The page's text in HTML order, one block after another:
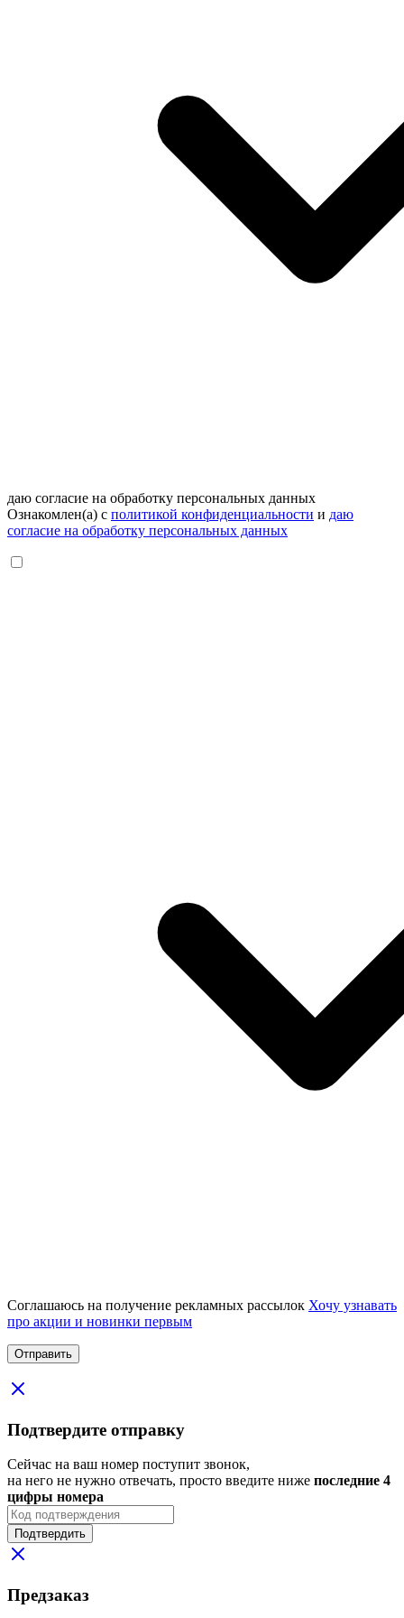
даю согласие на обработку персональных данных
Ознакомлен(а) с политикой конфиденциальности и даю
согласие на обработку персональных данных
Соглашаюсь на получение рекламных рассылок Хочу узнавать
про акции и новинки первым
Подтвердите отправку
Сейчас на ваш номер поступит звонок,
на него не нужно отвечать, просто введите ниже последние 4
цифры номера
Подтвердить
Предзаказ